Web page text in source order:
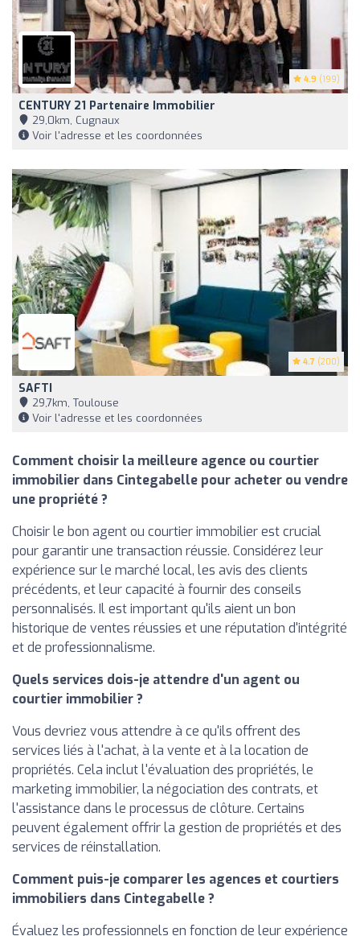
4.9 (199)
CENTURY 21 Partenaire Immobilier
29,0km, Cugnaux
Voir l'adresse et les coordonnées
4.7 (200)
SAFTI
29,7km, Toulouse
Voir l'adresse et les coordonnées
Comment choisir la meilleure agence ou courtier
immobilier dans Cintegabelle pour acheter ou vendre
une propriété ?
Choisir le bon agent ou courtier immobilier est crucial
pour garantir une transaction réussie. Considérez leur
expérience sur le marché local, les avis des clients
précédents, et leur capacité à fournir des conseils
personnalisés. Il est important qu'ils aient un bon
historique de ventes réussies et une réputation d'intégrité
et de professionnalisme.
Quels services dois-je attendre d'un agent ou
courtier immobilier ?
Vous devriez vous attendre à ce qu'ils offrent des
services liés à l'achat, à la vente et à la location de
propriétés. Cela inclut l'évaluation des propriétés, le
marketing immobilier, la négociation des contrats, et
l'assistance dans le processus de clôture. Certains
peuvent également offrir la gestion de propriétés et des
services de réinstallation.
Comment puis-je comparer les agences et courtiers
immobiliers dans Cintegabelle ?
Évaluez les professionnels en fonction de leur expérience